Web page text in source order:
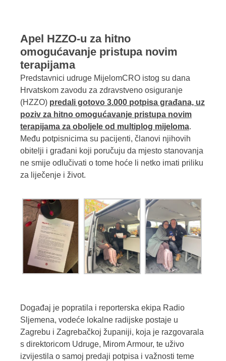
Apel HZZO-u za hitno
omogućavanje pristupa novim
terapijama
Predstavnici udruge MijelomCRO istog su dana
Hrvatskom zavodu za zdravstveno osiguranje
(HZZO) predali gotovo 3.000 potpisa građana, uz
poziv za hitno omogućavanje pristupa novim
terapijama za oboljele od multiplog mijeloma.
Među potpisnicima su pacijenti, članovi njihovih
obitelji i građani koji poručuju da mjesto stanovanja
ne smije odlučivati o tome hoće li netko imati priliku
za liječenje i život.
Događaj je popratila i reporterska ekipa Radio
Sljemena, vodeće lokalne radijske postaje u
Zagrebu i Zagrebačkoj županiji, koja je razgovarala
s direktoricom Udruge, Mirom Armour, te uživo
izvijestila o samoj predaji potpisa i važnosti teme